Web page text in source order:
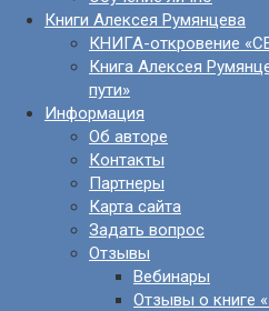
Книги Алексея Румянцева
КНИГА-откровение
Книга Алексея
пути»
Информация
Об авторе
Контакты
Партнеры
Карта сайта
Задать вопрос
Отзывы
Вебинары
Отзывы о книге